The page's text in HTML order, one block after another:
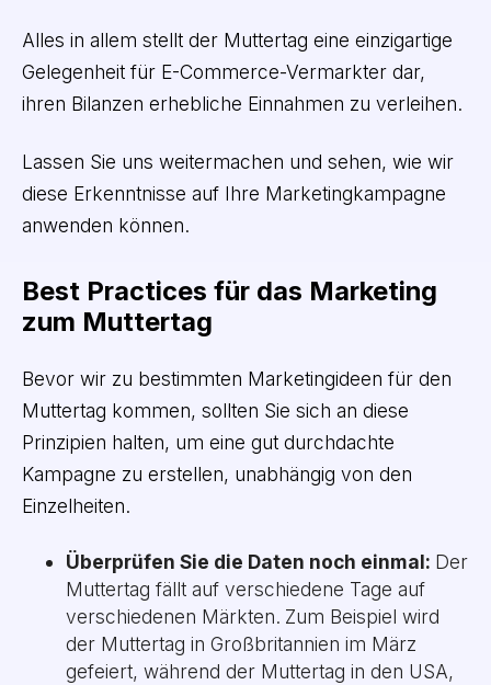
Alles in allem stellt der Muttertag eine einzigartige
Gelegenheit für E-Commerce-Vermarkter dar,
ihren Bilanzen erhebliche Einnahmen zu verleihen.
Lassen Sie uns weitermachen und sehen, wie wir
diese Erkenntnisse auf Ihre Marketingkampagne
anwenden können.
Best Practices für das Marketing
zum Muttertag
Bevor wir zu bestimmten Marketingideen für den
Muttertag kommen, sollten Sie sich an diese
Prinzipien halten, um eine gut durchdachte
Kampagne zu erstellen, unabhängig von den
Einzelheiten.
Überprüfen Sie die Daten noch einmal: Der
Muttertag fällt auf verschiedene Tage auf
verschiedenen Märkten. Zum Beispiel wird
der Muttertag in Großbritannien im März
gefeiert, während der Muttertag in den USA,